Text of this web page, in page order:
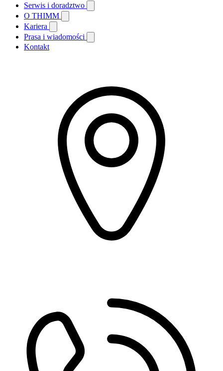
Serwis i doradztwo
O THIMM
Kariera
Prasa i wiadomości
Kontakt